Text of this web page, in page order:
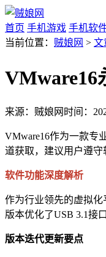
首页 手机游戏 手机软
当前位置： 贼娘网 > 文
VMware16
来源：贼娘网 时间：
VMware16作为一款专
道获取，建议用户遵守
软件功能深度解析
作为行业领先的虚拟化
版本优化了USB 3.1接
版本迭代更新要点